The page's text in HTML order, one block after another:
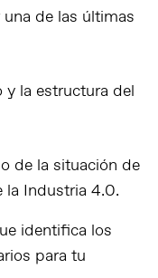
de las últimas
y la estructura del
de la situación de
la Industria 4.0.
identifica los
para tu